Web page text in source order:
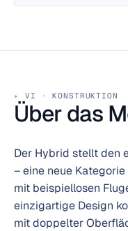
VI · KONSTRUKTION
Über das
Der Hybrid stellt den
– eine neue
mit beispiellosen
einzigartige Design
mit doppelter